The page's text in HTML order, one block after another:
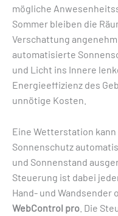
mögliche
Sommer bleiben die
Verschattung
automatisierte
und Licht ins Innere
Energieeffizienz des
unnötige Kosten.
Eine Wetterstation
Sonnenschutz
und Sonnenstand
Steuerung ist dabei
Hand- und Wandsender
WebControl pro . Die